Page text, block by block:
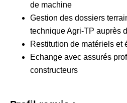
de machine
Gestion des dossiers
technique Agri-TP auprès
Restitution de matériels et
Echange avec assurés
constructeurs